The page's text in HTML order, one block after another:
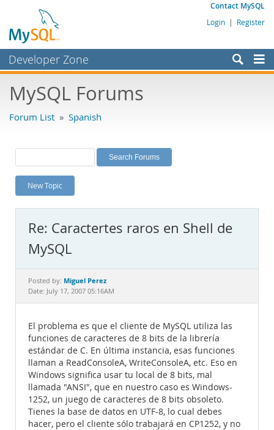
Contact MySQL
Login | Register
Developer Zone
Bugs
Labs
Planet MySQL
News and Events
MySQL.com
Downloads
Documentation
MySQL Forums
Forum List » Spanish
New Topic
Re: Caractertes raros en Shell de
MySQL
Posted by: Miguel Perez
Date: July 17, 2007 05:16AM
El problema es que el cliente de MySQL utiliza las
funciones de caracteres de 8 bits de la librería
estándar de C. En última instancia, esas funciones
llaman a ReadConsoleA, WriteConsoleA, etc. Eso en
Windows significa usar tu local de 8 bits, mal
llamada "ANSI", que en nuestro caso es Windows-
1252, un juego de caracteres de 8 bits obsoleto.
Tienes la base de datos en UTF-8, lo cual debes
hacer, pero el cliente sólo trabajará en CP1252, y no